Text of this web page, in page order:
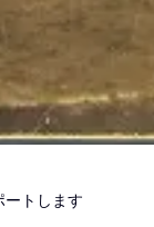
ートします